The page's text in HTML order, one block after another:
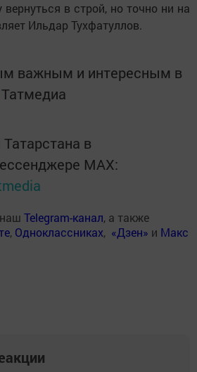
вернуться в строй, но точно ни на
Ильдар Тухфатуллов.
важным и интересным в
Татмедиа
в
MАХ:
Telegram-канал, а также
, Одноклассниках, «Дзен» и Макс